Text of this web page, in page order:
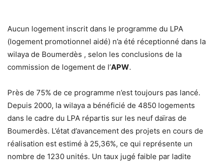
Aucun logement inscrit dans le programme du LPA
(logement promotionnel aidé) n’a été réceptionné dans la
wilaya de Boumerdès , selon les conclusions de la
commission de logement de l’APW.
Près de 75% de ce programme n’est toujours pas lancé.
Depuis 2000, la wilaya a bénéficié de 4850 logements
dans le cadre du LPA répartis sur les neuf daïras de
Boumerdès. L’état d’avancement des projets en cours de
réalisation est estimé à 25,36%, ce qui représente un
nombre de 1230 unités. Un taux jugé faible par ladite